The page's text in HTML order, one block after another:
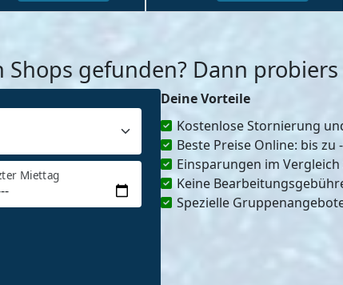
Shops gefunden? Dann
Miettag
Deine Vorteile
Kostenlose Stornierung
Beste Preise Online: bis zu
Einsparungen im
Keine
Spezielle